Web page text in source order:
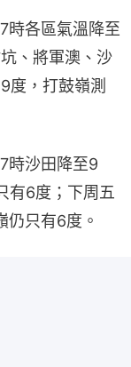
時各區氣溫降至
、將軍澳、沙
度，打鼓嶺測
時沙田降至9
有6度；下周五
仍只有6度。